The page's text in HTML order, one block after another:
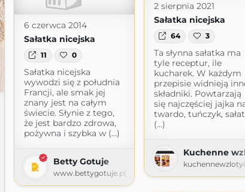
2 sierpnia 2021
Sałatka nicejska
64 3
Ta słynna sałatka ma
tyle receptur, ile
kucharek. W każdym
przepisie widnieją
składniki. Powtarzają
się najczęściej jajka
twardo, tuńczyk,
(...)
Kuchenne
6 czerwca 2014
Sałatka nicejska
11 0
Sałatka nicejska
wywodzi się z południa
Francji, ale smak jej
znany jest na całym
świecie. Słynie z tego,
że jest bardzo zdrowa,
pożywna i szybka w (...)
Betty Gotuje
www.bettygotuje.pl